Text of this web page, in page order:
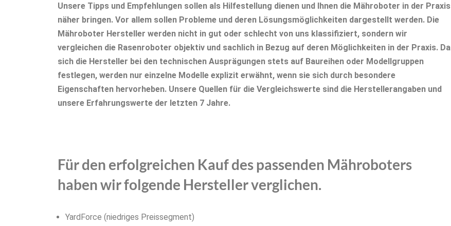
Unsere Tipps und Empfehlungen sollen als Hilfestellung dienen und Ihnen die Mähroboter in der Praxis
näher bringen. Vor allem sollen Probleme und deren Lösungsmöglichkeiten dargestellt werden. Die
Mähroboter Hersteller werden nicht in gut oder schlecht von uns klassifiziert, sondern wir
vergleichen die Rasenroboter objektiv und sachlich in Bezug auf deren Möglichkeiten in der Praxis. Da
sich die Hersteller bei den technischen Ausprägungen stets auf Baureihen oder Modellgruppen
festlegen, werden nur einzelne Modelle explizit erwähnt, wenn sie sich durch besondere
Eigenschaften hervorheben. Unsere Quellen für die Vergleichswerte sind die Herstellerangaben und
unsere Erfahrungswerte der letzten 7 Jahre.
Für den erfolgreichen Kauf des passenden Mähroboters
haben wir folgende Hersteller verglichen.
YardForce (niedriges Preissegment)